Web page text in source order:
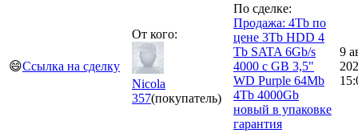
😄Ссылка на сделку
От кого:
Nicola
357(покупатель)
По сделке:
Продажа: 4Tb по
цене 3Tb HDD 4
Tb SATA 6Gb/s
4000 c GB 3,5"
WD Purple 64Mb
4Tb 4000Gb
новый в упаковке
гарантия
9